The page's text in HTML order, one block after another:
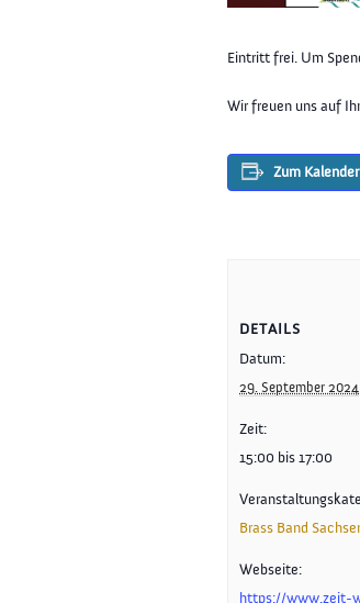
Eintritt frei. Um
Wir freuen uns auf
Zum
DETAILS
Datum:
29. September 2024
Zeit:
15:00 bis 17:00
Brass Band
Webseite:
https://www.zeit-